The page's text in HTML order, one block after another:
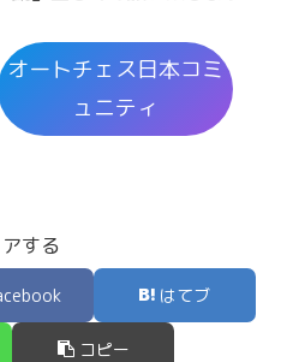
オートチェス日本コミ
ュニティ
する
はてブ
コピー